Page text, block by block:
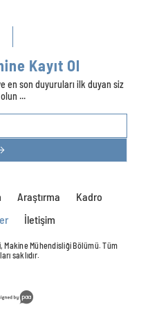
Kayıt Ol
en son duyuruları ilk duyan siz
olun ...
Araştırma
Kadro
İletişim
Mühendisliği Bölümü. Tüm
saklıdır.